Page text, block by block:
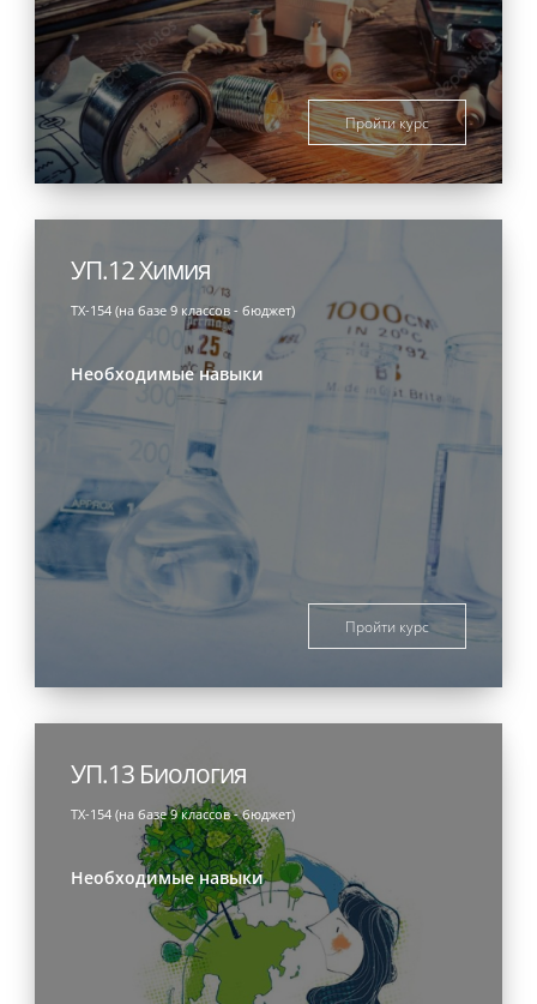
Пройти курс
УП.12 Химия
ТХ-154 (на базе 9 классов - бюджет)
Необходимые навыки
Пройти курс
УП.13 Биология
ТХ-154 (на базе 9 классов - бюджет)
Необходимые навыки